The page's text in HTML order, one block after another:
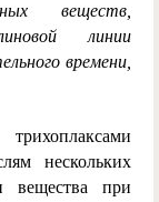
веществ,
линии
времени,
нескольких
вещества при